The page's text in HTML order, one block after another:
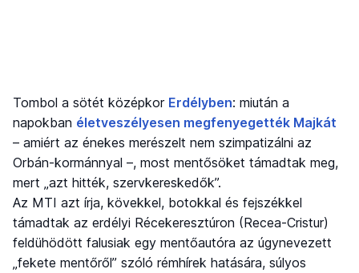
Tombol a sötét középkor Erdélyben: miután a
napokban életveszélyesen megfenyegették Majkát
– amiért az énekes merészelt nem szimpatizálni az
Orbán-kormánnyal –, most mentősöket támadtak meg,
mert „azt hitték, szervkereskedők”.
Az MTI azt írja, kövekkel, botokkal és fejszékkel
támadtak az erdélyi Récekeresztúron (Recea-Cristur)
feldühödött falusiak egy mentőautóra az úgynevezett
„fekete mentőről” szóló rémhírek hatására, súlyos